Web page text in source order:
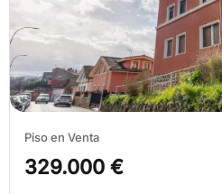
Piso en Venta
329.000 €